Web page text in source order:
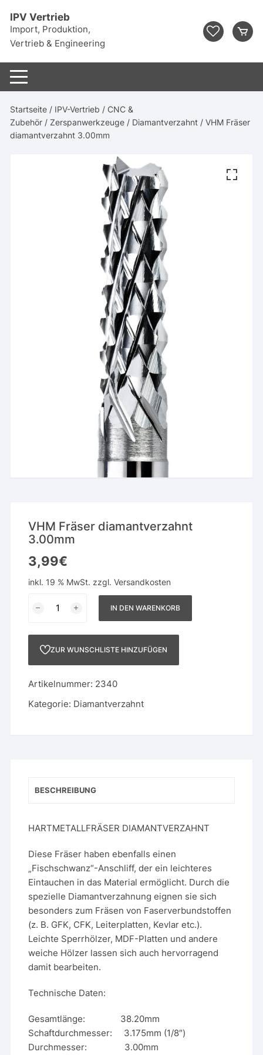
Inhalt
springen
IPV Vertrieb
Import, Produktion,
Vertrieb & Engineering
Startseite / IPV-Vertrieb / CNC &
Zubehör /Zerspanwerkzeuge / Diamantverzahnt / VHM Fräser
diamantverzahnt 3.00mm
VHM Fräser diamantverzahnt
3.00mm
3,99€
inkl. 19 % MwSt. zzgl.Versandkosten
Menge
IN DEN WARENKORB
ZUR WUNSCHLISTE HINZUFÜGEN
Artikelnummer: 2340
Kategorie: Diamantverzahnt
BESCHREIBUNG
HARTMETALLFRÄSER DIAMANTVERZAHNT
Diese Fräser haben ebenfalls einen
„Fischschwanz“-Anschliff, der ein leichteres
Eintauchen in das Material ermöglicht. Durch die
spezielle Diamantverzahnung eignen sie sich
besonders zum Fräsen von Faserverbundstoffen
(z. B. GFK, CFK, Leiterplatten, Kevlar etc.).
Leichte Sperrhölzer, MDF-Platten und andere
weiche Hölzer lassen sich auch hervorragend
damit bearbeiten.
Technische Daten:
Gesamtlänge: 38.20mm
Schaftdurchmesser: 3.175mm (1/8″)
Durchmesser: 3.00mm